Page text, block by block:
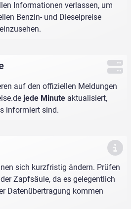
Informationen verlassen, um
Benzin- und Dieselpreise
einzusehen.
auf den offiziellen Meldungen
jede Minute aktualisiert,
informiert sind.
sich kurzfristig ändern. Prüfen
Zapfsäule, da es gelegentlich
Datenübertragung kommen